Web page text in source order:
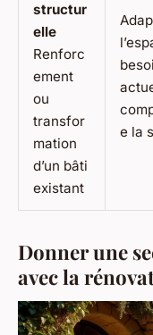
structur
elle
Renforc
ement
ou
transfor
mation
d’un bâti
existant
e la
Donner une
avec la